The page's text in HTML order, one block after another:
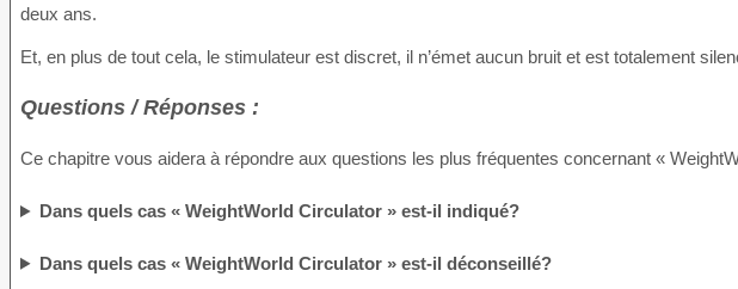
deux ans.
Et, en plus de tout cela, le stimulateur est discret, il n’émet aucun bruit et est totalement
Questions / Réponses :
Ce chapitre vous aidera à répondre aux questions les plus fréquentes concernant «
Dans quels cas « WeightWorld Circulator » est-il indiqué?
Dans quels cas « WeightWorld Circulator » est-il déconseillé?